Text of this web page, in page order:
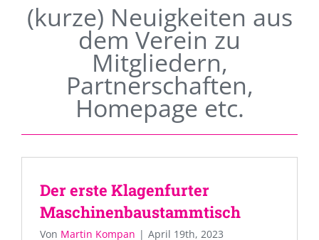
(kurze) Neuigkeiten aus
dem Verein zu
Mitgliedern,
Partnerschaften,
Homepage etc.
Der erste Klagenfurter
Maschinenbaustammtisch
Von Martin Kompan | April 19th, 2023